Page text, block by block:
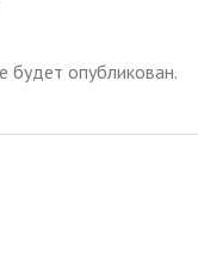
будет опубликован.